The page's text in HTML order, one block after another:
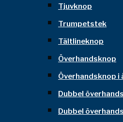
Tjuvknop
Trumpetstek
Tältlineknop
Överhandsknop
Överhandsknop i
Dubbel
Dubbel